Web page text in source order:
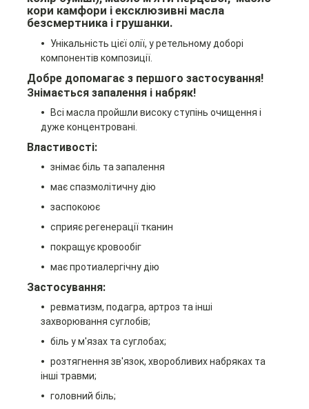
кори камфори і ексклюзивні масла
безсмертника і грушанки.
Унікальність цієї олії, у ретельному доборі
компонентів композиції.
Добре допомагає з першого застосування!
Знімається запалення і набряк!
Всі масла пройшли високу ступінь очищення і
дуже концентровані.
Властивості:
знімає біль та запалення
має спазмолітичну дію
заспокоює
сприяє регенерації тканин
покращує кровообіг
має протиалергічну дію
Застосування:
ревматизм, подагра, артроз та інші
захворювання суглобів;
біль у м'язах та суглобах;
розтягнення зв'язок, хворобливих набрякахта
інші травми;
головний біль;